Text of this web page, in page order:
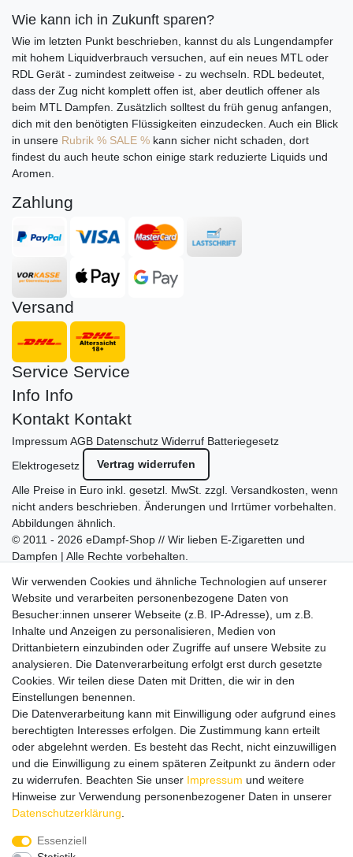
Wie kann ich in Zukunft sparen?
Wie im letzten Punkt beschrieben, kannst du als Lungendampfer
mit hohem Liquidverbrauch versuchen, auf ein neues MTL oder
RDL Gerät - zumindest zeitweise - zu wechseln. RDL bedeutet,
dass der Zug nicht komplett offen ist, aber deutlich offener als
beim MTL Dampfen. Zusätzlich solltest du früh genug anfangen,
dich mit den benötigten Flüssigkeiten einzudecken. Auch ein Blick
in unsere Rubrik % SALE % kann sicher nicht schaden, dort
findest du auch heute schon einige stark reduzierte Liquids und
Aromen.
Zahlung
Versand
Service Service
Info Info
Kontakt Kontakt
Impressum AGB Datenschutz Widerruf Batteriegesetz
Elektrogesetz
Vertrag widerrufen
Alle Preise in Euro inkl. gesetzl. MwSt. zzgl. Versandkosten , wenn
nicht anders beschrieben. Änderungen und Irrtümer vorbehalten.
Abbildungen ähnlich.
© 2011 - 2026 eDampf-Shop // Wir lieben E-Zigaretten und
Dampfen | Alle Rechte vorbehalten.
mit vielen spannenden Artikeln.
Bitte entschuldigen Sie, wenn wir telefonisch wegen hoher
betrieblicher Auslastung nicht erreichbar sein sollten.
Schreiben Sie uns gerne eine E-Mail mit Ihrer Telefonnummer
und der Bitte um Rückruf.
Wir rufen Sie schnellstmöglich zurück.
Wir versenden in die folgenden Länder
Versandkostenfrei (DE) ab 69 €
Wir verwenden Cookies und ähnliche Technologien auf unserer
Website und verarbeiten personenbezogene Daten von
Besucher:innen unserer Webseite (z.B. IP-Adresse), um z.B.
Inhalte und Anzeigen zu personalisieren, Medien von
Drittanbietern einzubinden oder Zugriffe auf unsere Website zu
analysieren. Die Datenverarbeitung erfolgt erst durch gesetzte
Cookies. Wir teilen diese Daten mit Dritten, die wir in den
Einstellungen benennen.
Die Datenverarbeitung kann mit Einwilligung oder aufgrund eines
berechtigten Interesses erfolgen. Die Zustimmung kann erteilt
oder abgelehnt werden. Es besteht das Recht, nicht einzuwilligen
und die Einwilligung zu einem späteren Zeitpunkt zu ändern oder
zu widerrufen. Beachten Sie unser Impressum und weitere
Hinweise zur Verwendung personenbezogener Daten in unserer
Daten­schutz­erklärung
Essenziell